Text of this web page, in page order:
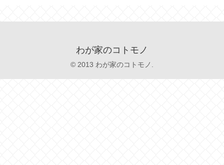
わが家のコトモノ
© 2013 わが家のコトモノ.